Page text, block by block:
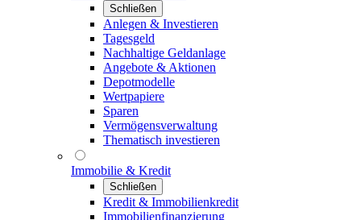
Schließen
Anlegen & Investieren
Tagesgeld
Nachhaltige Geldanlage
Angebote & Aktionen
Depotmodelle
Wertpapiere
Sparen
Vermögensverwaltung
Thematisch investieren
Immobilie & Kredit
Schließen
Kredit & Immobilienkredit
Immobilienfinanzierung